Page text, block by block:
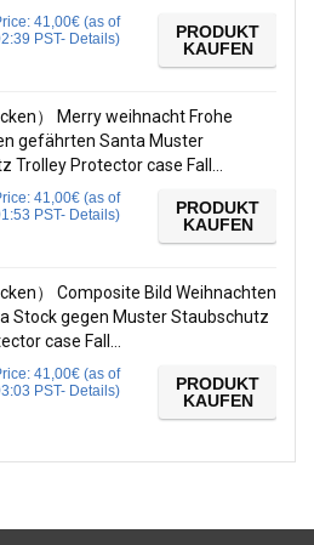
41,00€ (as of
PST- Details)
PRODUKT
KAUFEN
） Merry weihnacht Frohe
gefährten Santa Muster
Trolley Protector case Fall…
41,00€ (as of
PST- Details)
PRODUKT
KAUFEN
） Composite Bild Weihnachten
Stock gegen Muster Staubschutz
case Fall…
41,00€ (as of
PST- Details)
PRODUKT
KAUFEN